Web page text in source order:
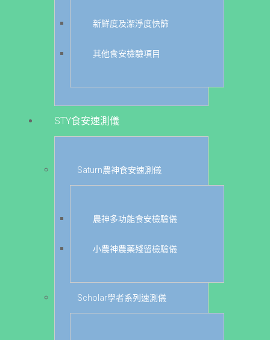
新鮮度及潔淨度快篩
其他食安檢驗項目
STY食安速測儀
Saturn農神食安速測儀
農神多功能食安檢驗儀
小農神農藥殘留檢驗儀
Scholar學者系列速測儀